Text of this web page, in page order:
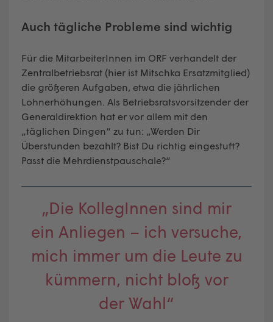
Auch tägliche Probleme sind wichtig
Für die MitarbeiterInnen im ORF verhandelt der
Zentralbetriebsrat (hier ist Mitschka Ersatzmitglied)
die größeren Aufgaben, etwa die jährlichen
Lohnerhöhungen. Als Betriebsratsvorsitzender der
Generaldirektion hat er vor allem mit den
„täglichen Dingen“ zu tun: „Werden Dir
Überstunden bezahlt? Bist Du richtig eingestuft?
Passt die Mehrdienstpauschale?“
„Die KollegInnen sind mir
ein Anliegen – ich versuche,
mich immer um die Leute zu
kümmern, nicht bloß vor
der Wahl“